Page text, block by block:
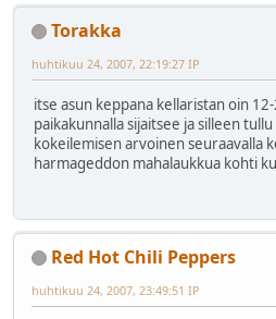
Torakka
huhtikuu 24, 2007, 22:19:27 IP
itse asun keppana kellaristan oin
paikakunnalla sijaitsee ja silleen
kokeilemisen arvoinen seuraavalla
harmageddon mahalaukkua kohti
Red Hot Chili Peppers
huhtikuu 24, 2007, 23:49:51 IP